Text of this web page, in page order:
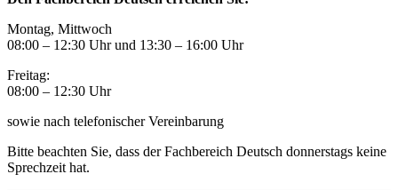
Montag, Mittwoch
08:00 – 12:30 Uhr und 13:30 – 16:00 Uhr
Freitag:
08:00 – 12:30 Uhr
sowie nach telefonischer Vereinbarung
Bitte beachten Sie, dass der Fachbereich Deutsch donnerstags keine
Sprechzeit hat.